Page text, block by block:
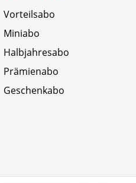
Vorteilsabo
Miniabo
Halbjahresabo
Prämienabo
Geschenkabo